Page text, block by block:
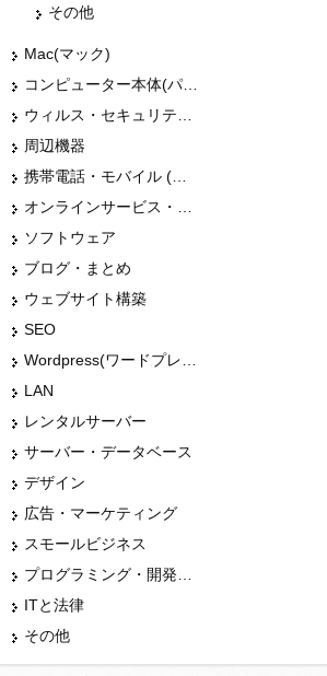
その他
Mac(マック)
周辺機器
ソフトウェア
ブログ・まとめ
ウェブサイト構築
SEO
LAN
レンタルサーバー
サーバー・データベース
デザイン
広告・マーケティング
スモールビジネス
ITと法律
その他